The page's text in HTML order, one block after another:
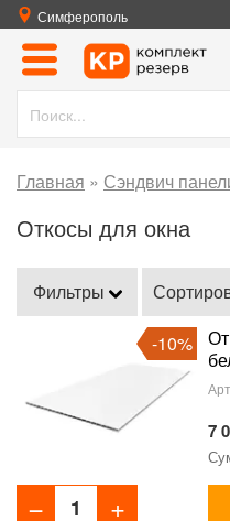
Симферополь
Главная » Сэндвич
Откосы для окна
Фильтры
-10%
7